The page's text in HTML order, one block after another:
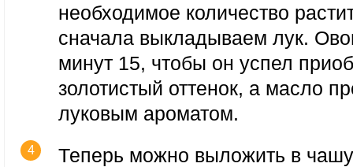
необходимое количество
сначала выкладываем лук.
минут 15, чтобы он успел
золотистый оттенок, а масло
луковым ароматом.
Теперь можно выложить в